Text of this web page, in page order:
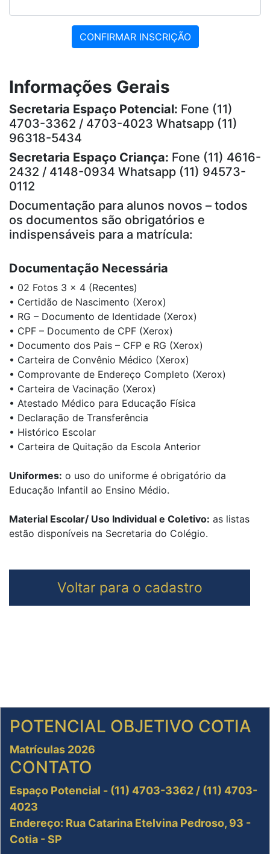
CONFIRMAR INSCRIÇÃO
Informações Gerais
Secretaria Espaço Potencial: Fone (11)
4703-3362 / 4703-4023 Whatsapp (11)
96318-5434
Secretaria Espaço Criança: Fone (11) 4616-
2432 / 4148-0934 Whatsapp (11) 94573-
0112
Documentação para alunos novos – todos
os documentos são obrigatórios e
indispensáveis para a matrícula:
Documentação Necessária
• 02 Fotos 3 x 4 (Recentes)
• Certidão de Nascimento (Xerox)
• RG – Documento de Identidade (Xerox)
• CPF – Documento de CPF (Xerox)
• Documento dos Pais – CFP e RG (Xerox)
• Carteira de Convênio Médico (Xerox)
• Comprovante de Endereço Completo (Xerox)
• Carteira de Vacinação (Xerox)
• Atestado Médico para Educação Física
• Declaração de Transferência
• Histórico Escolar
• Carteira de Quitação da Escola Anterior
Uniformes: o uso do uniforme é obrigatório da
Educação Infantil ao Ensino Médio.
Material Escolar/ Uso Individual e Coletivo: as listas
estão disponíveis na Secretaria do Colégio.
Voltar para o cadastro
POTENCIAL OBJETIVO COTIA
Matrículas 2026
CONTATO
Espaço Potencial - (11) 4703-3362 / (11) 4703-
4023
Endereço: Rua Catarina Etelvina Pedroso, 93 -
Cotia - SP